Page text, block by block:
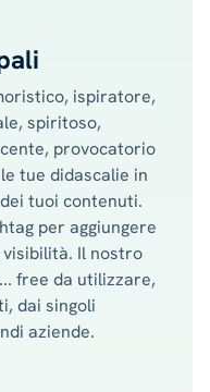
ispiratore,
spiritoso,
provocatorio
tue didascalie in
tuoi contenuti.
per aggiungere
Il nostro
free da utilizzare,
dai singoli
aziende.